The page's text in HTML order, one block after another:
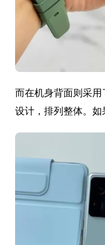
而在机身背面则采
设计，排列整体。如